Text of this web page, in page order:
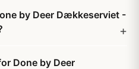
by Deer Dækkeserviet -
Done by Deer